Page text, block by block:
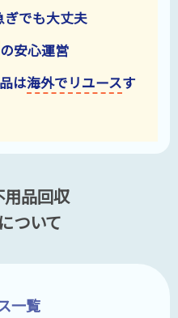
ぎでも大丈夫
の安心運営
は海外でリユースす
品回収
ついて
一覧